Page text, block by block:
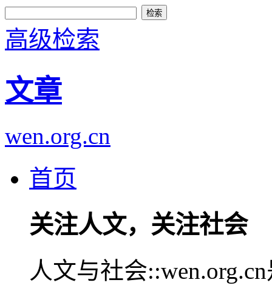
高级检索
文章
wen.org.cn
首页
关注人文，关注社会
人文与社会